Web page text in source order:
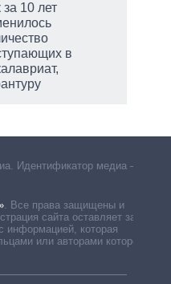
за 10 лет
в
Идентификатор медиа –
. Все права защищены и
сайта оставляет за
информацией, которая
или авторами которой